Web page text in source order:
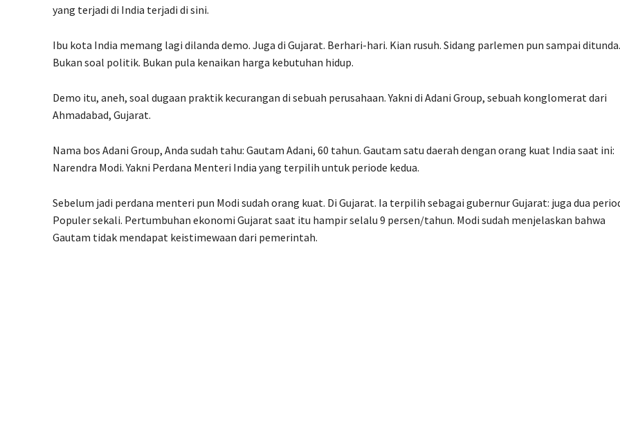
yang terjadi di India terjadi di sini.
Ibu kota India memang lagi dilanda demo. Juga di Gujarat. Berhari-hari. Kian rusuh. Sidang parlemen pun sampai ditunda.
Bukan soal politik. Bukan pula kenaikan harga kebutuhan hidup.
Demo itu, aneh, soal dugaan praktik kecurangan di sebuah perusahaan. Yakni di Adani Group, sebuah konglomerat dari
Ahmadabad, Gujarat.
Nama bos Adani Group, Anda sudah tahu: Gautam Adani, 60 tahun. Gautam satu daerah dengan orang kuat India saat ini:
Narendra Modi. Yakni Perdana Menteri India yang terpilih untuk periode kedua.
Sebelum jadi perdana menteri pun Modi sudah orang kuat. Di Gujarat. Ia terpilih sebagai gubernur Gujarat: juga dua
Populer sekali. Pertumbuhan ekonomi Gujarat saat itu hampir selalu 9 persen/tahun. Modi sudah menjelaskan bahwa
Gautam tidak mendapat keistimewaan dari pemerintah.